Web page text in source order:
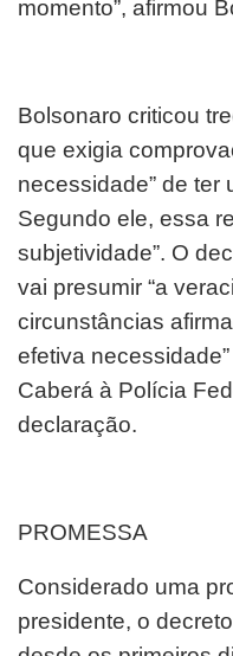
momento”, afirmou
Bolsonaro criticou
que exigia
necessidade” de ter
Segundo ele, essa
subjetividade”. O
vai presumir “a
circunstâncias
efetiva
Caberá à Polícia
declaração.
PROMESSA
Considerado uma
presidente, o